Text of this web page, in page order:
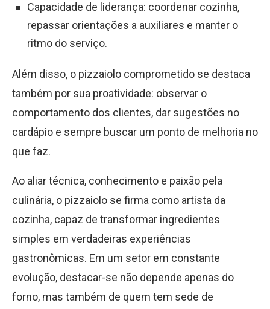
Capacidade de liderança: coordenar cozinha,
repassar orientações a auxiliares e manter o
ritmo do serviço.
Além disso, o pizzaiolo comprometido se destaca
também por sua proatividade: observar o
comportamento dos clientes, dar sugestões no
cardápio e sempre buscar um ponto de melhoria no
que faz.
Ao aliar técnica, conhecimento e paixão pela
culinária, o pizzaiolo se firma como artista da
cozinha, capaz de transformar ingredientes
simples em verdadeiras experiências
gastronômicas. Em um setor em constante
evolução, destacar-se não depende apenas do
forno, mas também de quem tem sede de